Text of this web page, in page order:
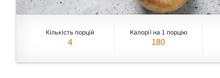
Кількість порцій
4
Калорії на 1 порцію
180